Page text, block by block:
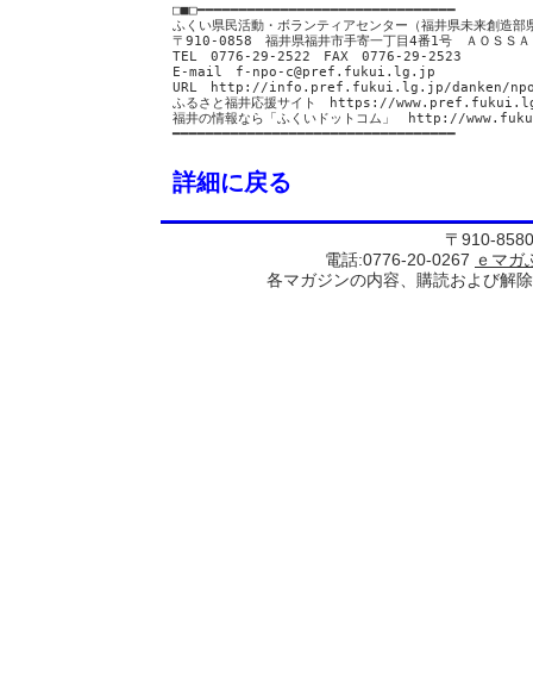
□■□━━━━━━━━━━━━━━━━━━━━━━━━━━━━━━━
ふくい県民活動・ボランティアセンター（福井県未来創造部
〒910-0858 福井県福井市手寄一丁目4番1号 ＡＯＳＳＡ
TEL 0776-29-2522 FAX 0776-29-2523
E-mail f-npo-c@pref.fukui.lg.jp
URL http://info.pref.fukui.lg.jp/danken/
ふるさと福井応援サイト https://
福井の情報なら「ふくいドットコム」 http://
━━━━━━━━━━━━━━━━━━━━━━━━━━━━━━━━━━
詳細に戻る
〒910-
電話:0776-20-0267 ｅマガ
各マガジンの内容、購読および解